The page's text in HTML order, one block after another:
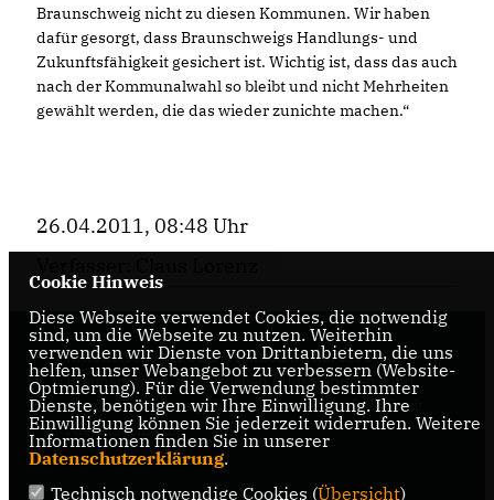
Braunschweig nicht zu diesen Kommunen. Wir haben
dafür gesorgt, dass Braunschweigs Handlungs- und
Zukunftsfähigkeit gesichert ist. Wichtig ist, dass das auch
nach der Kommunalwahl so bleibt und nicht Mehrheiten
gewählt werden, die das wieder zunichte machen.“
26.04.2011, 08:48 Uhr
Internetseite der CDU-Fraktion im Rat der Stadt
Braunschweig, mit aktuellen Informationen rund
um die Kommunalpolitik in der zweitgrößten Stadt
Niedersachsens.
Cookie Hinweis
Diese Webseite verwendet Cookies, die notwendig
sind, um die Webseite zu nutzen. Weiterhin
verwenden wir Dienste von Drittanbietern, die uns
helfen, unser Webangebot zu verbessern (Website-
Optmierung). Für die Verwendung bestimmter
Dienste, benötigen wir Ihre Einwilligung. Ihre
Einwilligung können Sie jederzeit widerrufen. Weitere
Informationen finden Sie in unserer
Datenschutzerklärung.
Technisch notwendige Cookies (Übersicht)